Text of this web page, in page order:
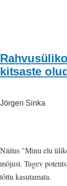
kitsaste
Jörgen Sinka
Näitus "Minu elu
mõjust. Tugev
tõttu kasutamata.